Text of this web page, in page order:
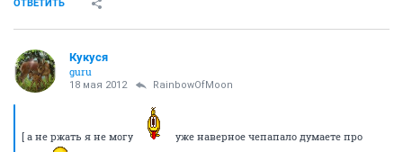
ОТВЕТИТЬ
Кукуся
guru
18 мая 2012 RainbowOfMoon
[ а не ржать я не могу
уже наверное чепапало думаете про